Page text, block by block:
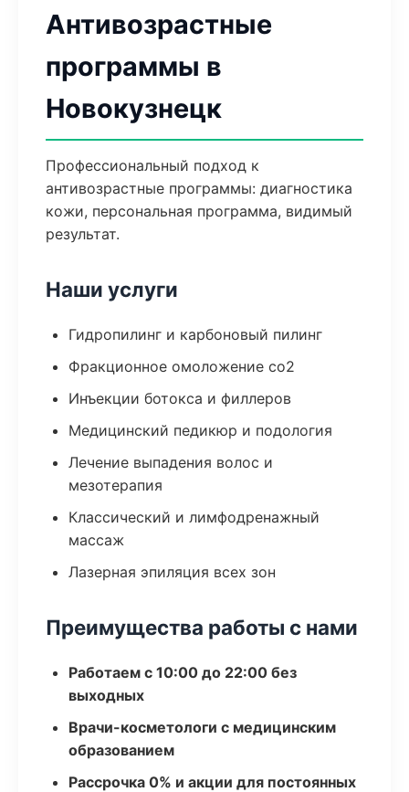
Антивозрастные
программы в
Новокузнецк
Профессиональный подход к
антивозрастные программы: диагностика
кожи, персональная программа, видимый
результат.
Наши услуги
Гидропилинг и карбоновый пилинг
Фракционное омоложение co2
Инъекции ботокса и филлеров
Медицинский педикюр и подология
Лечение выпадения волос и
мезотерапия
Классический и лимфодренажный
массаж
Лазерная эпиляция всех зон
Преимущества работы с нами
Работаем с 10:00 до 22:00 без
выходных
Врачи-косметологи с медицинским
образованием
Рассрочка 0% и акции для постоянных